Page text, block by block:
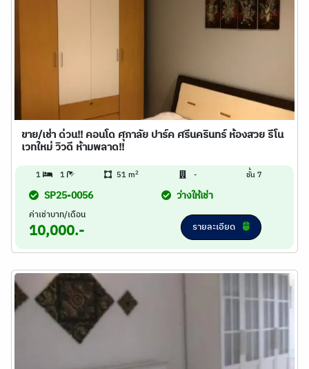
ขาย/เช่า ด่วน!! คอนโด ศุภาลัย ปาร์ค ศรีนครินทร์ ห้องสวย รีโน
เวทใหม่ วิวดี ห้ามพลาด!!
1 1 51 m2 - ชั้น 7
SP25-0056 ว่างให้เช่า
ค่าเช่าบาท/เดือน
10,000.- รายละเอียด